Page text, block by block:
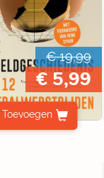
€ 19,99
€ 5,99
Toevoegen